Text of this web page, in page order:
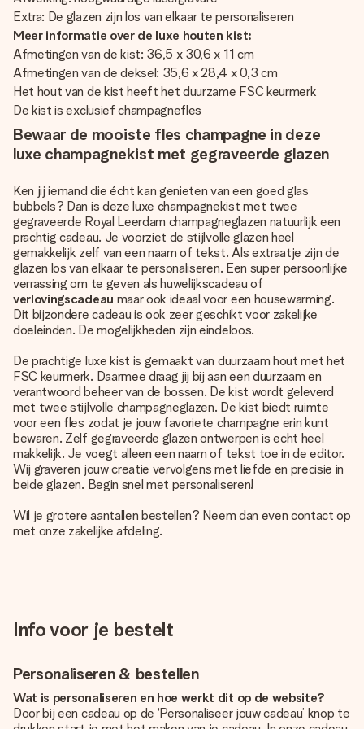
Extra: De glazen zijn los van elkaar te personaliseren
Meer informatie over de luxe houten kist:
Afmetingen van de kist: 36,5 x 30,6 x 11 cm
Afmetingen van de deksel: 35,6 x 28,4 x 0,3 cm
Het hout van de kist heeft het duurzame FSC keurmerk
De kist is exclusief champagnefles
Bewaar de mooiste fles champagne in deze
luxe champagnekist met gegraveerde glazen
Ken jij iemand die écht kan genieten van een goed glas
bubbels? Dan is deze luxe champagnekist met twee
gegraveerde Royal Leerdam champagneglazen natuurlijk een
prachtig cadeau. Je voorziet de stijlvolle glazen heel
gemakkelijk zelf van een naam of tekst. Als extraatje zijn de
glazen los van elkaar te personaliseren. Een super persoonlijke
verrassing om te geven als huwelijkscadeau of
verlovingscadeau maar ook ideaal voor een housewarming.
Dit bijzondere cadeau is ook zeer geschikt voor zakelijke
doeleinden. De mogelijkheden zijn eindeloos.
De prachtige luxe kist is gemaakt van duurzaam hout met het
FSC keurmerk. Daarmee draag jij bij aan een duurzaam en
verantwoord beheer van de bossen. De kist wordt geleverd
met twee stijlvolle champagneglazen. De kist biedt ruimte
voor een fles zodat je jouw favoriete champagne erin kunt
bewaren. Zelf gegraveerde glazen ontwerpen is echt heel
makkelijk. Je voegt alleen een naam of tekst toe in de editor.
Wij graveren jouw creatie vervolgens met liefde en precisie in
beide glazen. Begin snel met personaliseren!
Wil je grotere aantallen bestellen? Neem dan even contact op
met onze zakelijke afdeling.
Info voor je bestelt
Personaliseren & bestellen
Wat is personaliseren en hoe werkt dit op de website?
Door bij een cadeau op de ‘Personaliseer jouw cadeau’ knop te